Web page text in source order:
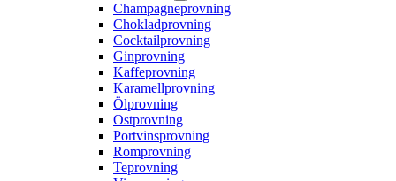
Champagneprovning
Chokladprovning
Cocktailprovning
Ginprovning
Kaffeprovning
Karamellprovning
Ölprovning
Ostprovning
Portvinsprovning
Romprovning
Teprovning